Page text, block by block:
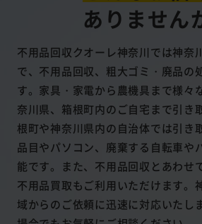
ありません
不用品回収クオーレ神奈川では神奈
で、不用品回収、粗大ゴミ・廃品の
す。家具・家電から農機具まで様々
奈川県、箱根町内のご自宅まで引き
根町や神奈川県内の自治体では引き
品目やパソコン、廃棄する自転車や
能です。また、不用品回収とあわせ
不用品買取もご利用いただけます。
域からのご依頼に迅速に対応いたし